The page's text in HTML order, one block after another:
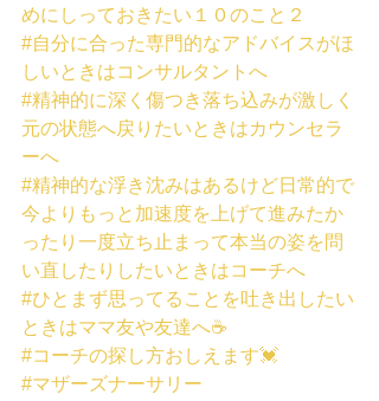
めにしっておきたい１０のこと２
#自分に合った専門的なアドバイスがほ
しいときはコンサルタントへ
#精神的に深く傷つき落ち込みが激しく
元の状態へ戻りたいときはカウンセラ
ーへ
#精神的な浮き沈みはあるけど日常的で
今よりもっと加速度を上げて進みたか
ったり一度立ち止まって本当の姿を問
い直したりしたいときはコーチへ
#ひとまず思ってることを吐き出したい
ときはママ友や友達へ☕
#コーチの探し方おしえます💓
#マザーズナーサリー